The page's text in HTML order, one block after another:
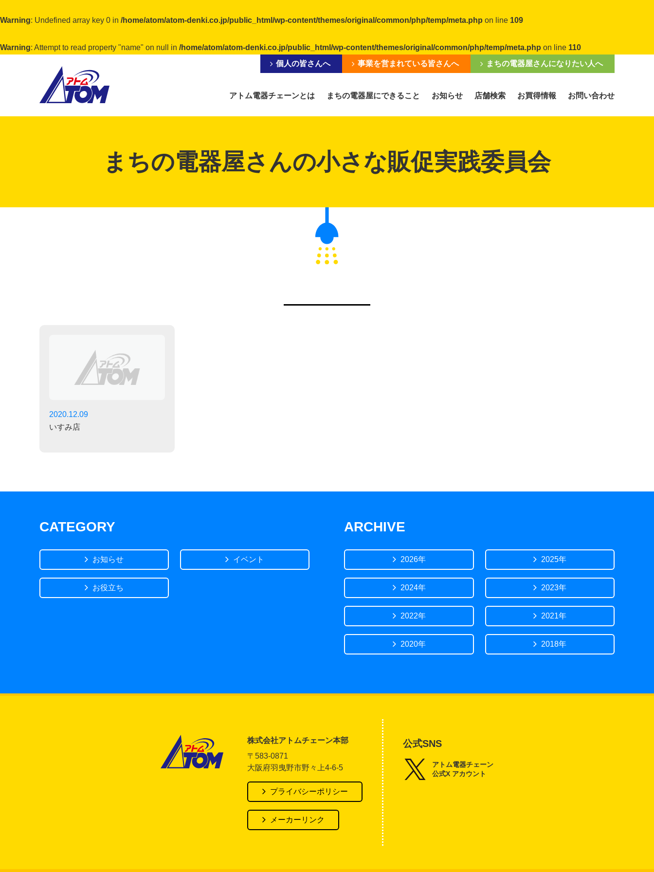
Warning: Undefined array key 0 in /home/atom/atom-denki.co.jp/public_html/wp-content/themes/original/common/php/temp/meta.php on line 109
Warning: Attempt to read property "name" on null in /home/atom/atom-denki.co.jp/public_html/wp-content/themes/original/common/php/temp/meta.php on line 110
アトム電器チェーンとは まちの電器屋にできること お知らせ 店舗検索 お買得情報 お問い合わせ
個人の皆さんへ 事業を営まれている皆さんへ まちの電器屋さんになりたい人へ
まちの電器屋さんの小さな販促実践委員会
2020.12.09
いすみ店
CATEGORY
お知らせ イベント
お役立ち
ARCHIVE
2026年 2025年
2024年 2023年
2022年 2021年
2020年 2018年
アトム電器チェーン
株式会社アトムチェーン本部
〒583-0871
大阪府羽曳野市野々上4-6-5
プライバシーポリシー
メーカーリンク
公式SNS
アトム電器チェーン
公式X アカウント